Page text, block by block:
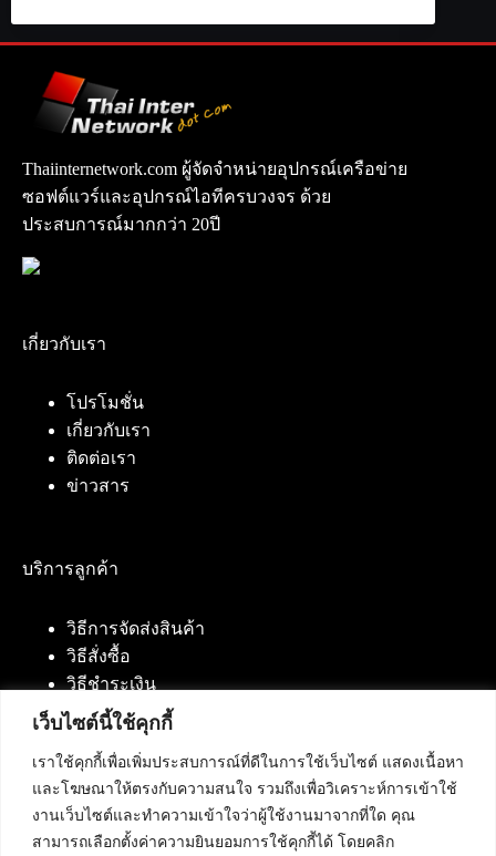
เว็บไซต์นี้ใช้คุกกี้
เราใช้คุกกี้เพื่อเพิ่มประสบการณ์ที่ดีในการใช้เว็บไซต์ แสดงเนื้อหา
และโฆษณาให้ตรงกับความสนใจ รวมถึงเพื่อวิเคราะห์การเข้าใช้
งานเว็บไซต์และทำความเข้าใจว่าผู้ใช้งานมาจากที่ใด คุณ
สามารถเลือกตั้งค่าความยินยอมการใช้คุกกี้ได้ โดยคลิก
Thaiinternetwork.com ผู้จัดจำหน่ายอุปกรณ์เครือข่าย
ซอฟต์แวร์และอุปกรณ์ไอทีครบวงจร ด้วย
ประสบการณ์มากกว่า 20ปี
เกี่ยวกับเรา
โปรโมชั่น
เกี่ยวกับเรา
ติดต่อเรา
ข่าวสาร
บริการลูกค้า
วิธีการจัดส่งสินค้า
วิธีสั่งซื้อ
วิธีชำระเงิน
ติดต่อเรา
บริษัท เน็ทฟิวชั่น คอมมิวนิเคชั่น จำกัด 420/94 ถนน